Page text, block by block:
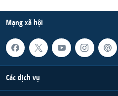
Mạng xã hội
Các dịch vụ